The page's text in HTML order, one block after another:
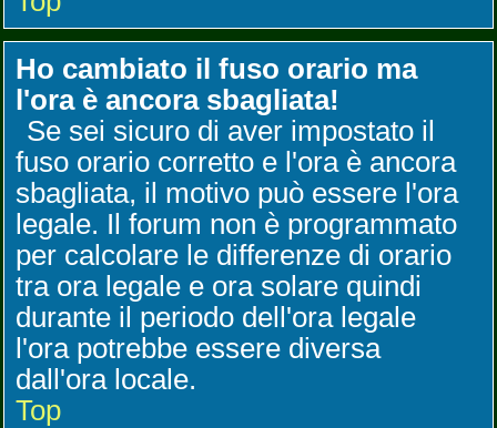
Ho cambiato il fuso orario ma
l'ora è ancora sbagliata!
Se sei sicuro di aver impostato il
fuso orario corretto e l'ora è ancora
sbagliata, il motivo può essere l'ora
legale. Il forum non è programmato
per calcolare le differenze di orario
tra ora legale e ora solare quindi
durante il periodo dell'ora legale
l'ora potrebbe essere diversa
dall'ora locale.
Top